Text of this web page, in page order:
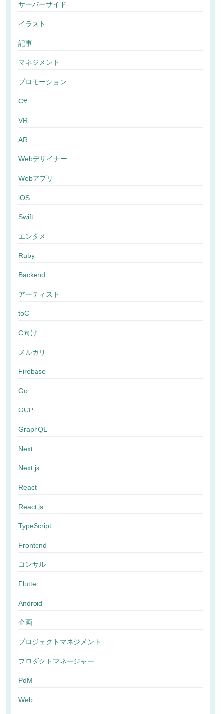
サーバーサイド
イラスト
記事
マネジメント
プロモーション
C#
VR
AR
Webデザイナー
Webアプリ
iOS
Swift
エンタメ
Ruby
Backend
アーティスト
toC
C向け
メルカリ
Firebase
Go
GCP
GraphQL
Next
Next.js
React
React.js
TypeScript
Frontend
コンサル
Flutter
Android
企画
プロジェクトマネジメント
プロダクトマネージャー
PdM
Web